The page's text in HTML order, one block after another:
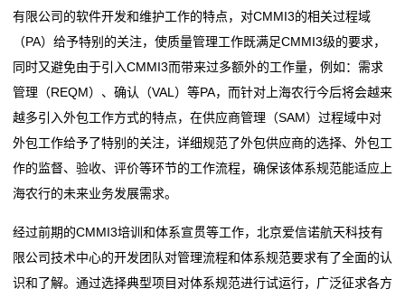
有限公司的软件开发和维护工作的特点，对CMMI3的相关过程域
（PA）给予特别的关注，使质量管理工作既满足CMMI3级的要求，
同时又避免由于引入CMMI3而带来过多额外的工作量，例如：需求
管理（REQM）、确认（VAL）等PA，而针对上海农行今后将会越来
越多引入外包工作方式的特点，在供应商管理（SAM）过程域中对
外包工作给予了特别的关注，详细规范了外包供应商的选择、外包工
作的监督、验收、评价等环节的工作流程，确保该体系规范能适应上
海农行的未来业务发展需求。
经过前期的CMMI3培训和体系宣贯等工作，北京爱信诺航天科技有
限公司技术中心的开发团队对管理流程和体系规范要求有了全面的认
识和了解。通过选择典型项目对体系规范进行试运行，广泛征求各方
CMMI